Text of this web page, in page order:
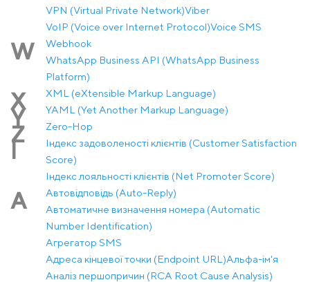
VPN (Virtual Private Network)Viber
VoIP (Voice over Internet Protocol)Voice SMS
W
Webhook
WhatsApp Business API (WhatsApp Business
Platform)
X XML (eXtensible Markup Language)
Y YAML (Yet Another Markup Language)
Z Zero-Hop
І
Індекс задоволеності клієнтів (Customer Satisfaction
Score)
Індекс лояльності клієнтів (Net Promoter Score)
А
Автовідповідь (Auto-Reply)
Автоматичне визначення номера (Automatic
Number Identification)
Агрегатор SMS
Адреса кінцевої точки (Endpoint URL)Альфа-ім'я
Аналіз першопричин (RCA Root Cause Analysis)